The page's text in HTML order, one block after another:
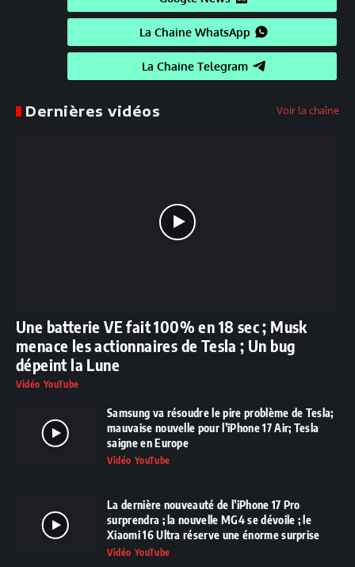
La Chaine WhatsApp
La Chaine Telegram
Dernières vidéos Voir la chaîne
Une batterie VE fait 100% en 18 sec ; Musk
menace les actionnaires de Tesla ; Un bug
dépeint la Lune
Vidéo YouTube
Samsung va résoudre le pire problème de Tesla;
mauvaise nouvelle pour l’iPhone 17 Air; Tesla
saigne en Europe
Vidéo YouTube
La dernière nouveauté de l’iPhone 17 Pro
surprendra ; la nouvelle MG4 se dévoile ; le
Xiaomi 16 Ultra réserve une énorme surprise
Vidéo YouTube